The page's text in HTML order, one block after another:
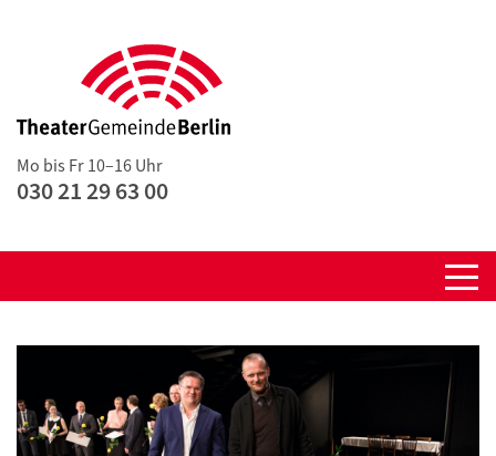
Mo bis Fr 10–16 Uhr
030 21 29 63 00